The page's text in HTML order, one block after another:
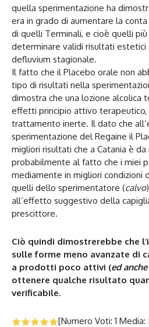
quella sperimentazione ha
era in grado di aumentare la
di quelli Terminali, e cioè quelli
determinare validi risultati estetici
defluvium stagionale.
Il fatto che il Placebo orale non
tipo di risultati nella
dimostra che una lozione alcolica
effetti principio attivo
trattamento inerte. Il dato che
sperimentazione del Regaine il
migliori risultati che a Catania è da
probabilmente al fatto che i miei
mediamente in migliori condizioni
quelli dello sperimentatore (calvo
all’effetto suggestivo della
prescittore.
Ciò quindi dimostrerebbe che
sulle forme meno avanzate di
a prodotti poco attivi (ed
ottenere qualche risultato
verificabile.
[Numero Voti: 1 Media: